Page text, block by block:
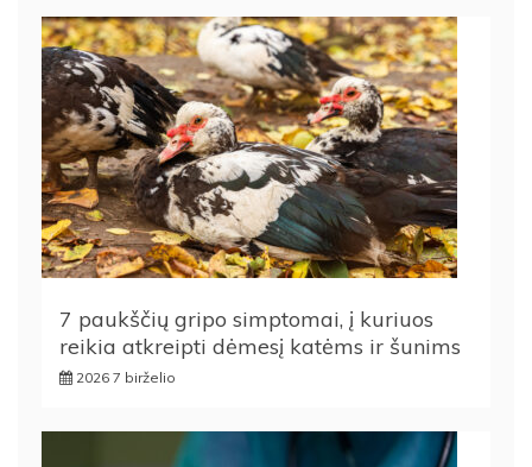
7 paukščių gripo simptomai, į kuriuos
reikia atkreipti dėmesį katėms ir šunims
2026 7 birželio